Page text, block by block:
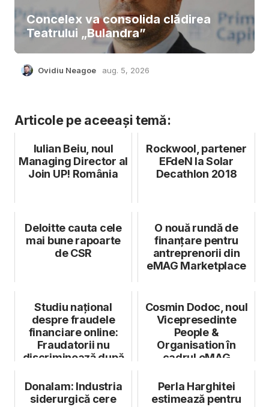
Concelex va consolida clădirea
Teatrului „Bulandra”
Ovidiu Neagoe aug. 5, 2026
Articole pe aceeași temă:
Iulian Beiu, noul
Managing Director al
Join UP! România
Rockwool, partener
EFdeN la Solar
Decathlon 2018
Deloitte cauta cele
mai bune rapoarte
de CSR
O nouă rundă de
finanțare pentru
antreprenorii din
eMAG Marketplace
Studiu național
despre fraudele
financiare online:
Fraudatorii nu
discriminează după
Cosmin Dodoc, noul
Vicepresedinte
People &
Organisation în
cadrul eMAG
Donalam: Industria
siderurgică cere
Perla Harghitei
estimează pentru